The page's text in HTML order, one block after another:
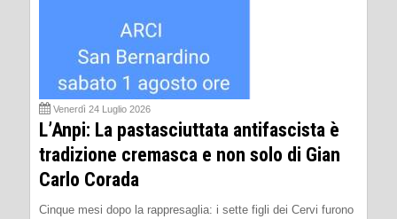
Venerdì 24 Luglio 2026
L’Anpi: La pastasciuttata antifascista è
tradizione cremasca e non solo di Gian
Carlo Corada
Cinque mesi dopo la rappresaglia: i sette figli dei Cervi furono